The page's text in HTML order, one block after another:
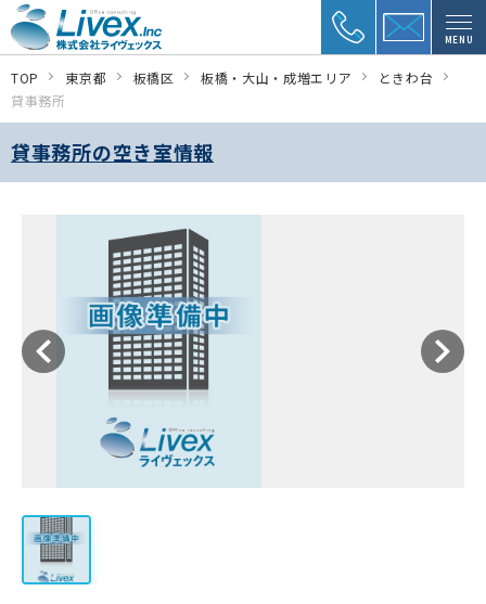
MENU
TOP 東京都 板橋区 板橋・大山・成増エリア
ときわ台
貸事務所
貸事務所の空き室情報